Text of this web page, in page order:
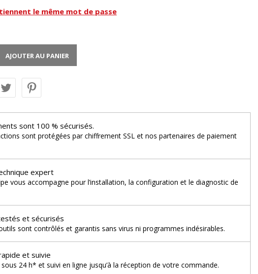
le même mot de passe
AJOUTER AU PANIER
sont 100 % sécurisés.
sont protégées par chiffrement SSL et nos partenaires de paiement
expert
vous accompagne pour l’installation, la configuration et le diagnostic de
et sécurisés
sont contrôlés et garantis sans virus ni programmes indésirables.
et suivie
24 h* et suivi en ligne jusqu’à la réception de votre commande.